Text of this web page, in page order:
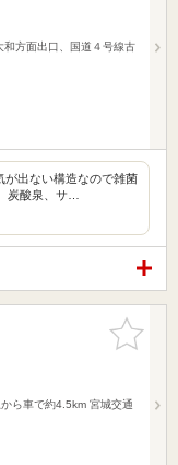
方面出口、国道４号線古
が出ない構造なので雑菌
炭酸泉、サ…
お気に入
りに追加
ら車で約4.5km 宮城交通